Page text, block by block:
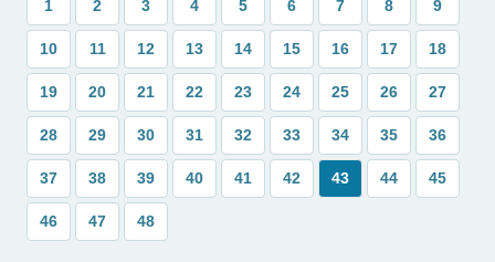
1 2 3 4 5 6 7 8 9
10 11 12 13 14 15 16 17 18
19 20 21 22 23 24 25 26 27
28 29 30 31 32 33 34 35 36
37 38 39 40 41 42 43 44 45
46 47 48